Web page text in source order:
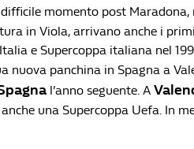
momento post Maradona,
in Viola, arrivano anche i
e Supercoppa italiana nel
nuova panchina in Spagna a
l’anno seguente. A
una Supercoppa Uefa. In